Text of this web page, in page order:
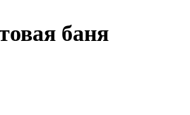
баня